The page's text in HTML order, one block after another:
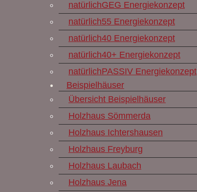
natürlichGEG Energiekonzept
natürlich55 Energiekonzept
natürlich40 Energiekonzept
natürlich40+ Energiekonzept
natürlichPASSIV Energiekonzept
Beispielhäuser
Übersicht Beispielhäuser
Holzhaus Sömmerda
Holzhaus Ichtershausen
Holzhaus Freyburg
Holzhaus Laubach
Holzhaus Jena